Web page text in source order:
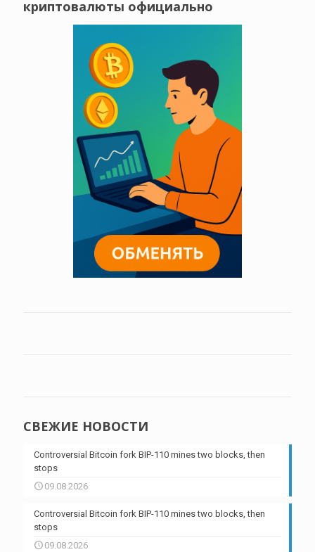
криптовалюты официально
СВЕЖИЕ НОВОСТИ
Controversial Bitcoin fork BIP-110 mines two blocks, then
stops
09.08.2026
Controversial Bitcoin fork BIP-110 mines two blocks, then
stops
09.08.2026